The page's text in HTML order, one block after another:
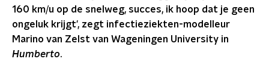
160 km/u op de snelweg, succes, ik hoop dat je geen
ongeluk krijgt', zegt infectieziekten-modelleur
Marino van Zelst van Wageningen University in
Humberto.